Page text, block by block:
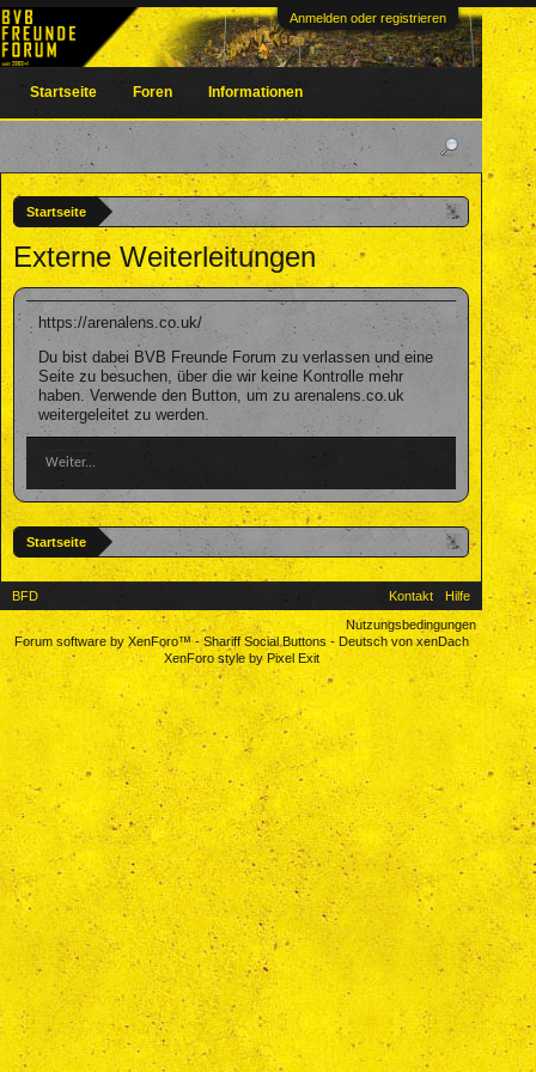
Anmelden oder registrieren
Startseite
Externe Weiterleitungen
https://arenalens.co.uk/
Du bist dabei BVB Freunde Forum zu verlassen und eine
Seite zu besuchen, über die wir keine Kontrolle mehr
haben. Verwende den Button, um zu arenalens.co.uk
weitergeleitet zu werden.
Weiter...
Startseite
Startseite Foren Informationen
BFD Kontakt
Hilfe
Nutzungsbedingungen
Forum software by XenForo™-Shariff Social Buttons- Deutsch von xenDach
XenForo style by Pixel Exit